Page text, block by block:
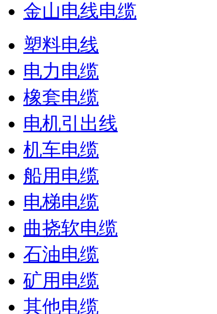
金山电线电缆
塑料电线
电力电缆
橡套电缆
电机引出线
机车电缆
船用电缆
电梯电缆
曲挠软电缆
石油电缆
矿用电缆
其他电缆